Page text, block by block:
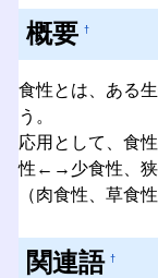
概要 †
食性とは、ある
う。
応用として、食
性←→少食性、狭
（肉食性、草食
関連語 †